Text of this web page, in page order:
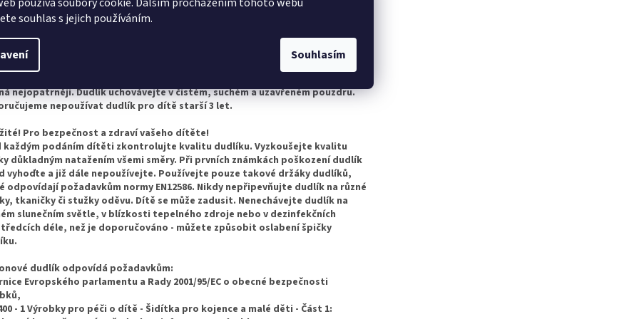
souhlas s jejich používáním.
Souhlasím
může způsobit poškození plastových dílů. Nikdy nenamáčejte dudlík
substancí ani léků - vystavujete dítě nebezpečí vzniku vady zubní
Dudlík používejte maximálně 1-2 měsíce, pak ho z hygienických a
důvodů vyměňte za nové. Pokud dudlík zapadne dítěti do úst,
nejopatrněji. Dudlík uchovávejte v čistém, suchém a uzavřeném pouzdru.
nepoužívat dudlík pro dítě starší 3 let.
Pro bezpečnost a zdraví vašeho dítěte!
každým podáním dítěti zkontrolujte kvalitu dudlíku. Vyzkoušejte kvalitu
důkladným natažením všemi směry. Při prvních známkách poškození dudlík
vyhoďte a již dále nepoužívejte. Používejte pouze takové držáky dudlíků,
odpovídají požadavkům normy EN12586. Nikdy nepřipevňujte dudlík na různé
tkaničky či stužky oděvu. Dítě se může zadusit. Nenechávejte dudlík na
slunečním světle, v blízkosti tepelného zdroje nebo v dezinfekčních
déle, než je doporučováno - můžete způsobit oslabení špičky
dudlík odpovídá požadavkům:
Evropského parlamentu a Rady 2001/95/EC o obecné bezpečnosti
- 1 Výrobky pro péči o dítě - Šidítka pro kojence a malé děti - Část 1: